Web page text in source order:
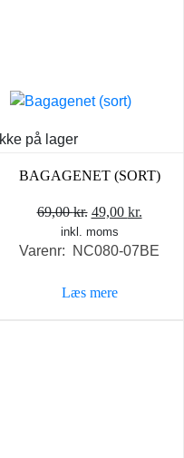
Ikke på lager
BAGAGENET (SORT)
69,00kr. Den
oprindelige
pris
69,00 kr..
49,00 kr.
pris
inkl. moms
Varenr: NC080-07BE
Læs mere